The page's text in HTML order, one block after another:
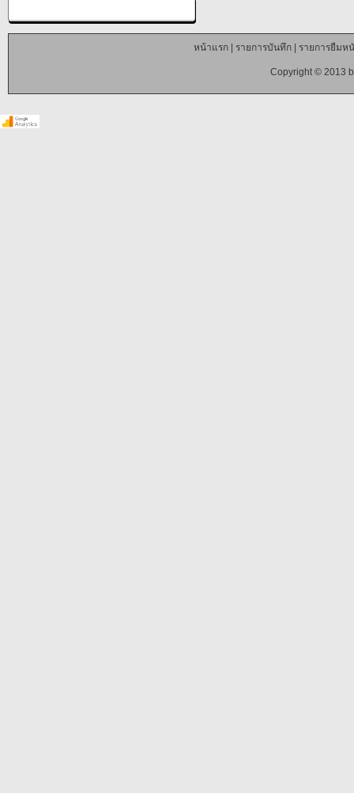
หน้าแรก| รายการบันทึก| รายการยืมห
Copyright © 2013